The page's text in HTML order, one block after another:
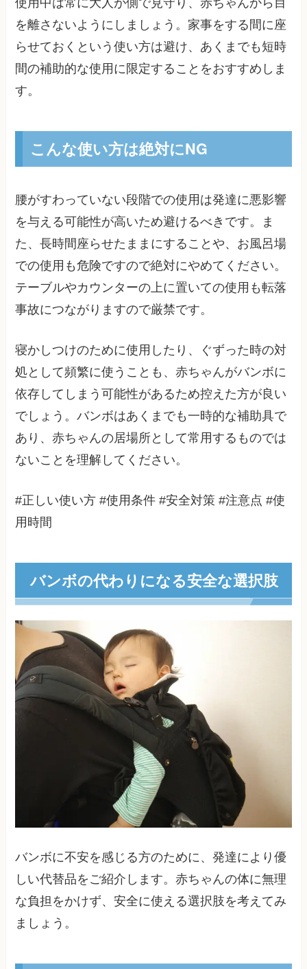
使用中は常に大人が側で見守り、赤ちゃんから目
を離さないようにしましょう。家事をする間に座
らせておくという使い方は避け、あくまでも短時
間の補助的な使用に限定することをおすすめしま
す。
こんな使い方は絶対にNG
腰がすわっていない段階での使用は発達に悪影響
を与える可能性が高いため避けるべきです。ま
た、長時間座らせたままにすることや、お風呂場
での使用も危険ですので絶対にやめてください。
テーブルやカウンターの上に置いての使用も転落
事故につながりますので厳禁です。
寝かしつけのために使用したり、ぐずった時の対
処として頻繁に使うことも、赤ちゃんがバンボに
依存してしまう可能性があるため控えた方が良い
でしょう。バンボはあくまでも一時的な補助具で
あり、赤ちゃんの居場所として常用するものでは
ないことを理解してください。
#正しい使い方 #使用条件 #安全対策 #注意点 #使
用時間
バンボの代わりになる安全な選択肢
バンボに不安を感じる方のために、発達により優
しい代替品をご紹介します。赤ちゃんの体に無理
な負担をかけず、安全に使える選択肢を考えてみ
ましょう。